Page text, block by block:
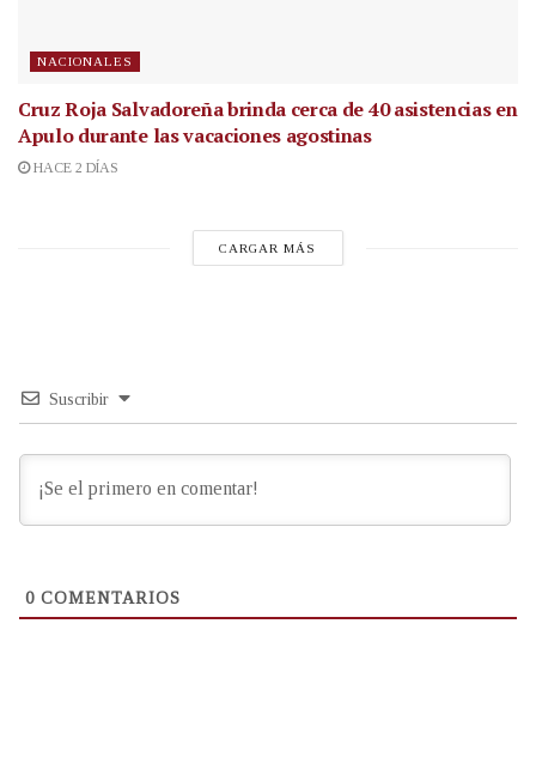
NACIONALES
Cruz Roja Salvadoreña brinda cerca de 40 asistencias en
Apulo durante las vacaciones agostinas
HACE 2 DÍAS
CARGAR MÁS
Suscribir
0 COMENTARIOS